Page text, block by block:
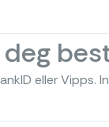
eller Vipps.